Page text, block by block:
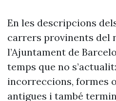
En les descripcions
carrers provinents del
l’Ajuntament de
temps que no
incorreccions, formes
antigues i també